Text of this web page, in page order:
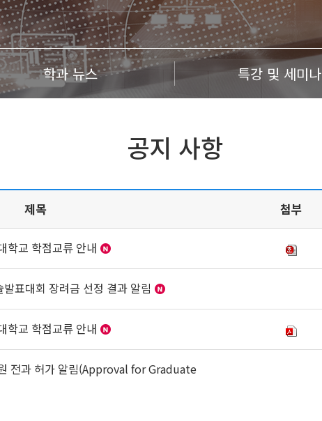
학과 뉴스 특강 및 세미나
공지 사항
제목 첨부
학교 학점교류 안내
표대회 장려금 선정 결과 알림
학교 학점교류 안내
전과 허가 알림(Approval for Graduate